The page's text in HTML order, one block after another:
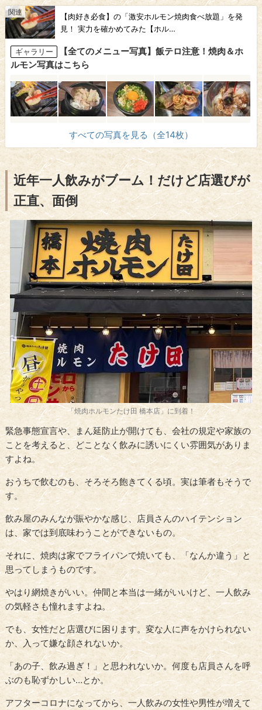
【肉好き必食】の「激安ホルモン焼肉食べ放題」を発
見！ 実力を確かめてみた【ホル…
ギャラリー
【全てのメニュー写真】飯テロ注意！焼肉＆ホ
ルモン写真はこちら
すべての写真を見る（全14枚）
近年一人飲みがブーム！だけど店選びが
正直、面倒
「焼肉ホルモンたけ田 橋本店」に到着！
緊急事態宣言や、まん延防止が開けても、会社の規定や家族の
ことを考えると、どことなく飲みに誘いにくい雰囲気がありま
すよね。
おうちで飲むのも、そろそろ飽きてくる頃。実は筆者もそうで
す。
飲み屋のみんなが賑やかな感じ、店員さんのハイテンション
は、家では到底味わうことができないもの。
それに、焼肉は家でフライパンで焼いても、「なんか違う」と
思ってしまうものです。
やはり網焼きがいい。仲間と本当は一緒がいいけど、一人飲み
の気軽さも憧れますよね。
でも、女性だと店選びに困ります。変な人に声をかけられない
か、入って嫌な顔されないか。
「あの子、飲み過ぎ！」と思われないか。何度も店員さんを呼
ぶのも恥ずかしい…とか。
アフターコロナになってから、一人飲みの女性や男性が増えて